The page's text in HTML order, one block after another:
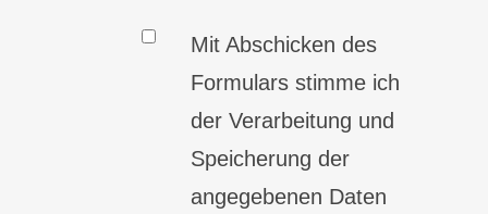
Mit Abschicken des
Formulars stimme ich
der Verarbeitung und
Speicherung der
angegebenen Daten